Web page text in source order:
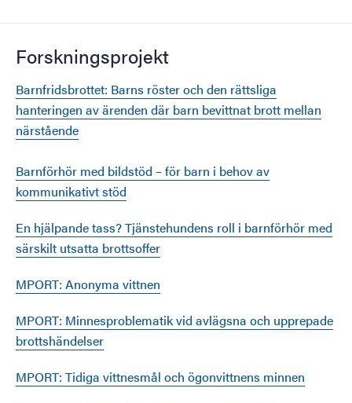
Forskningsprojekt
Barnfridsbrottet: Barns röster och den rättsliga
hanteringen av ärenden där barn bevittnat brott mellan
närstående
Barnförhör med bildstöd – för barn i behov av
kommunikativt stöd
En hjälpande tass? Tjänstehundens roll i barnförhör med
särskilt utsatta brottsoffer
MPORT: Anonyma vittnen
MPORT: Minnesproblematik vid avlägsna och upprepade
brottshändelser
MPORT: Tidiga vittnesmål och ögonvittnens minnen